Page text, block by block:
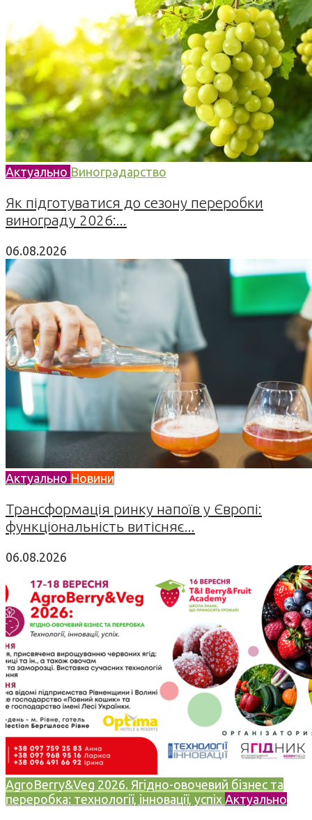
Актуально Виноградарство
Як підготуватися до сезону переробки
винограду 2026:...
06.08.2026
Актуально Новини
Трансформація ринку напоїв у Європі:
функціональність витісняє...
06.08.2026
AgroBerry&Veg 2026. Ягідно-овочевий бізнес та
переробка: технології, інновації, успіх Актуально